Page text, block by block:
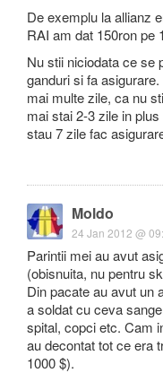
De exemplu la allianz
RAI am dat 150ron pe
Nu stii niciodata ce se
ganduri si fa
mai multe zile, ca nu
mai stai 2-3 zile in
stau 7 zile fac
Moldo
24 Jan 2012 @
Parintii mei au avut
(obisnuita, nu pentru
Din pacate au avut un
a soldat cu ceva
spital, copci etc. Cam
au decontat tot ce era
1000 $).